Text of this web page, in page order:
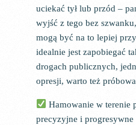
uciekać tył lub przód –
wyjść z tego bez
mogą być na to lepiej
idealnie jest zapobiegać
drogach publicznych,
opresji, warto też
Hamowanie w terenie
precyzyjne i